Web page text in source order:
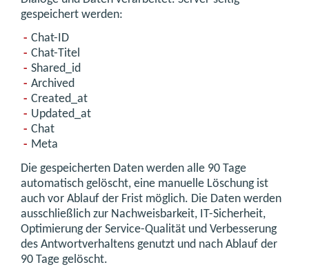
gespeichert werden:
Chat-ID
Chat-Titel
Shared_id
Archived
Created_at
Updated_at
Chat
Meta
Die gespeicherten Daten werden alle 90 Tage
automatisch gelöscht, eine manuelle Löschung ist
auch vor Ablauf der Frist möglich. Die Daten werden
ausschließlich zur Nachweisbarkeit, IT-Sicherheit,
Optimierung der Service-Qualität und Verbesserung
des Antwortverhaltens genutzt und nach Ablauf der
90 Tage gelöscht.